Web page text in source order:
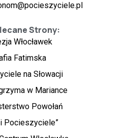
Strony:
Włocławek
Fatimska
na Słowacji
w Mariance
Powołań
Pocieszyciele”